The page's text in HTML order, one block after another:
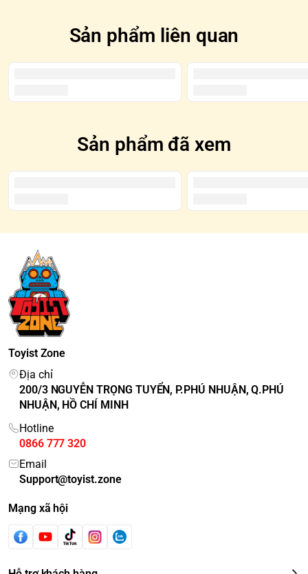
Sản phẩm liên quan
Sản phẩm đã xem
Toyist Zone
Địa chỉ
200/3 NGUYỄN TRỌNG TUYỂN, P.PHÚ NHUẬN, Q.PHÚ
NHUẬN, HỒ CHÍ MINH
Hotline
0866 777 320
Email
Support@toyist.zone
Mạng xã hội